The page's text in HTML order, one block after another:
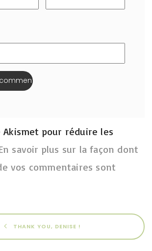
pour réduire les
savoir plus sur la façon dont
vos commentaires sont
THANK YOU, DENISE !